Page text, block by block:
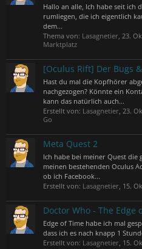
Hallo an alle, Ich habe seit ich
rumliegen, die ich eigentlich
dem...
Thema von: Lasagnetier, 23.
Marktplatz
[Oculus Rift] Der Bugs
Hast du mal die Kopfhörer
nachgezogen? Könnte ein
kann das natürlich auch...
Erstellt von: Lasagnetier, 23.
Go
Meta Quest 2
Ich habe bei meiner Quest die
meinen bestehenden Oculus
ob ich Facebook...
Erstellt von: Lasagnetier, 15.
Doctor Who - The Edge
Edge of Time habe ich mal
dass ich es nach knapp 1
Erstellt von: Lasagnetier, 15.